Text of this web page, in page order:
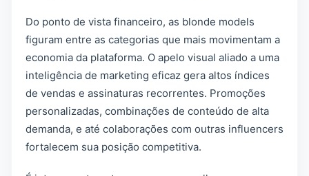
Do ponto de vista financeiro, as blonde models
figuram entre as categorias que mais movimentam a
economia da plataforma. O apelo visual aliado a uma
inteligência de marketing eficaz gera altos índices
de vendas e assinaturas recorrentes. Promoções
personalizadas, combinações de conteúdo de alta
demanda, e até colaborações com outras influencers
fortalecem sua posição competitiva.